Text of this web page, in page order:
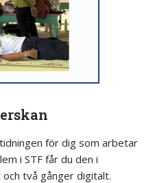
för dig som arbetar
i STF får du den i
två gånger digitalt.